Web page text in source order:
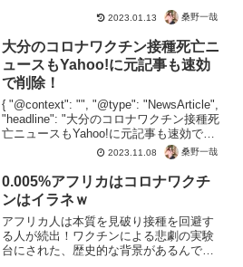
2023.01.13 桑野一哉
大分のコロナワクチン接種死亡ニ
ュースもYahoo!に元記事も速効
で削除！
{ "@context": "", "@type": "NewsArticle",
"headline": "大分のコロナワクチン接種死
亡ニュースもYahoo!に元記事も速効で削
除！", "image": [ "" ], "datePubl...
2023.11.08 桑野一哉
0.005%アフリカはコロナワクチ
ンはイラネｗ
アフリカ人は本質を見破り接種を回避す
る人が続出！ワクチンによる悲劇の実験
台にされた、歴史的な背景があるんでし